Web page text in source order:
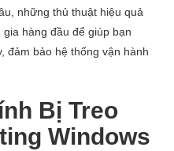
những thủ thuật hiệu quả
hàng đầu để giúp bạn
đảm bảo hệ thống vận hành
Bị Treo
Windows